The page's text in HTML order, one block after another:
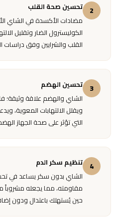
2
تحسين صحة القلب
مضادات الأكسدة في الشاي
الكوليسترول الضار وتقليل
القلب والشرايين وفق دراسات
3
تحسين الهضم
الشاي والهضم علاقة وثيقة؛
ويقلل الالتهابات المعوية،
التي تؤثر على صحة الجهاز
4
تنظيم سكر الدم
الشاي بدون سكر يساعد في
مقاومته، مما يجعله مشروباً
حين يُستهلك باعتدال ودون